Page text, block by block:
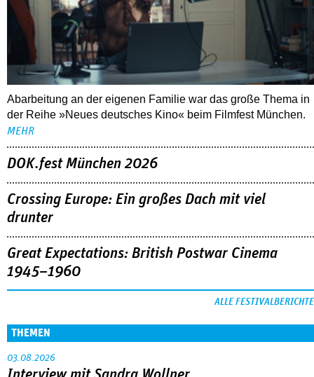
Abarbeitung an der eigenen Familie war das große Thema in
der Reihe »Neues deutsches Kino« beim Filmfest München.
MEHR
DOK.fest München 2026
Crossing Europe: Ein großes Dach mit viel
drunter
Great Expectations: British Postwar Cinema
1945–1960
ALLE FESTIVALBERICHTE
THEMEN
03.08.2026